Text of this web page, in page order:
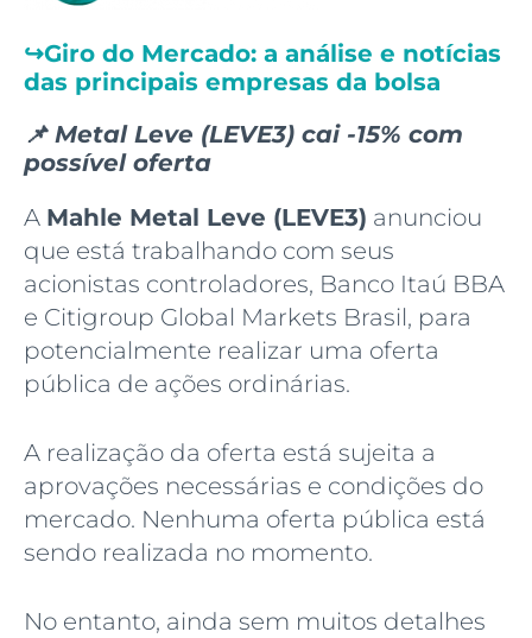
↪️Giro do Mercado: a análise e notícias
das principais empresas da bolsa
📌 Metal Leve (LEVE3) cai -15% com
possível oferta
A Mahle Metal Leve (LEVE3) anunciou
que está trabalhando com seus
acionistas controladores, Banco Itaú BBA
e Citigroup Global Markets Brasil, para
potencialmente realizar uma oferta
pública de ações ordinárias.
A realização da oferta está sujeita a
aprovações necessárias e condições do
mercado. Nenhuma oferta pública está
sendo realizada no momento.
No entanto, ainda sem muitos detalhes